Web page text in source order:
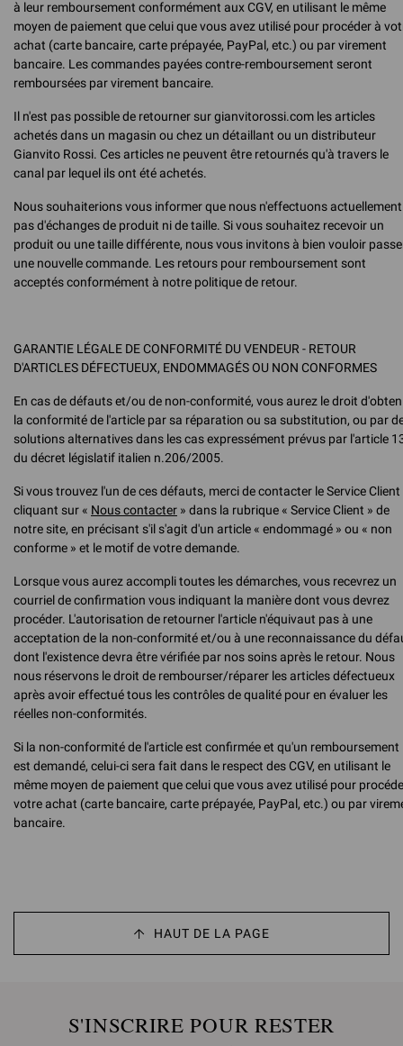
à leur remboursement conformément aux CGV, en utilisant le même
moyen de paiement que celui que vous avez utilisé pour procéder à
achat (carte bancaire, carte prépayée, PayPal, etc.) ou par virement
bancaire. Les commandes payées contre-remboursement seront
remboursées par virement bancaire.
Il n'est pas possible de retourner sur gianvitorossi.com les articles
achetés dans un magasin ou chez un détaillant ou un distributeur
Gianvito Rossi. Ces articles ne peuvent être retournés qu'à travers le
canal par lequel ils ont été achetés.
Nous souhaiterions vous informer que nous n'effectuons actuellement
pas d'échanges de produit ni de taille. Si vous souhaitez recevoir un
produit ou une taille différente, nous vous invitons à bien vouloir
une nouvelle commande. Les retours pour remboursement sont
acceptés conformément à notre politique de retour.
GARANTIE LÉGALE DE CONFORMITÉ DU VENDEUR - RETOUR
D'ARTICLES DÉFECTUEUX, ENDOMMAGÉS OU NON CONFORMES
En cas de défauts et/ou de non-conformité, vous aurez le droit
la conformité de l'article par sa réparation ou sa substitution, ou par
solutions alternatives dans les cas expressément prévus par l'article
du décret législatif italien n.206/2005.
Si vous trouvez l'un de ces défauts, merci de contacter le Service Client
cliquant sur « Nous contacter » dans la rubrique « Service Client » de
notre site, en précisant s'il s'agit d'un article « endommagé » ou « non
conforme » et le motif de votre demande.
Lorsque vous aurez accompli toutes les démarches, vous recevrez un
courriel de confirmation vous indiquant la manière dont vous devrez
procéder. L'autorisation de retourner l'article n'équivaut pas à une
acceptation de la non-conformité et/ou à une reconnaissance du
dont l'existence devra être vérifiée par nos soins après le retour. Nous
nous réservons le droit de rembourser/réparer les articles défectueux
après avoir effectué tous les contrôles de qualité pour en évaluer les
réelles non-conformités.
Si la non-conformité de l'article est confirmée et qu'un remboursement
est demandé, celui-ci sera fait dans le respect des CGV, en utilisant le
même moyen de paiement que celui que vous avez utilisé pour
votre achat (carte bancaire, carte prépayée, PayPal, etc.) ou par
bancaire.
HAUT DE LA PAGE
S'INSCRIRE POUR RESTER